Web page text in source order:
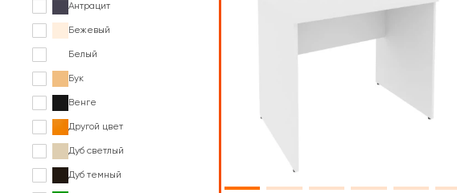
Антрацит
Бежевый
Белый
Бук
Венге
Другой цвет
Дуб светлый
Дуб темный